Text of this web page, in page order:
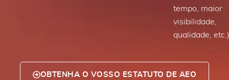
tempo, maior
visibilidade,
qualidade,
OBTENHA O VOSSO ESTATUTO DE AEO